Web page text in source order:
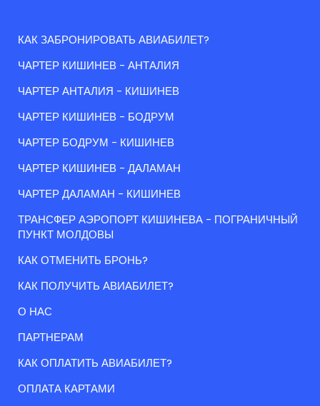
КАК ЗАБРОНИРОВАТЬ АВИАБИЛЕТ?
ЧАРТЕР КИШИНЕВ - АНТАЛИЯ
ЧАРТЕР АНТАЛИЯ - КИШИНЕВ
ЧАРТЕР КИШИНЕВ - БОДРУМ
ЧАРТЕР БОДРУМ - КИШИНЕВ
ЧАРТЕР КИШИНЕВ - ДАЛАМАН
ЧАРТЕР ДАЛАМАН - КИШИНЕВ
ТРАНСФЕР АЭРОПОРТ КИШИНЕВА - ПОГРАНИЧНЫЙ
ПУНКТ МОЛДОВЫ
КАК ОТМЕНИТЬ БРОНЬ?
КАК ПОЛУЧИТЬ АВИАБИЛЕТ?
О НАС
ПАРТНЕРАМ
КАК ОПЛАТИТЬ АВИАБИЛЕТ?
ОПЛАТА КАРТАМИ